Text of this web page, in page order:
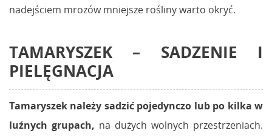
nadejściem mrozów mniejsze rośliny warto okryć.
TAMARYSZEK – SADZENIE I
PIELĘGNACJA
Tamaryszek należy sadzić pojedynczo lub po kilka w
luźnych grupach, na dużych wolnych przestrzeniach.